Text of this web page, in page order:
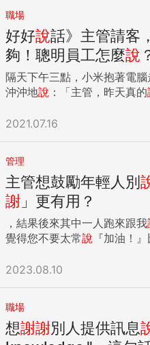
職場
好好說話》主管請客
夠！聰明員工怎麼說
隔天下午三點，小米抱著電
沖沖地說 ：「主管，昨天真的
2021.07.16
管理
主管想鼓勵年輕人別
謝 」更有用？
，結果後來其中一人跑來跟我
覺得您不要太常說 『加油！
2023.08.10
職場
想謝謝別人提供訊息